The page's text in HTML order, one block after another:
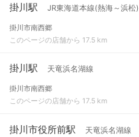
掛川駅 JR東海道本線(熱海～浜松)
掛川市南西郷
このページの店舗から 17.5 km
掛川駅 天竜浜名湖線
掛川市南西郷
このページの店舗から 17.5 km
掛川市役所前駅 天竜浜名湖線